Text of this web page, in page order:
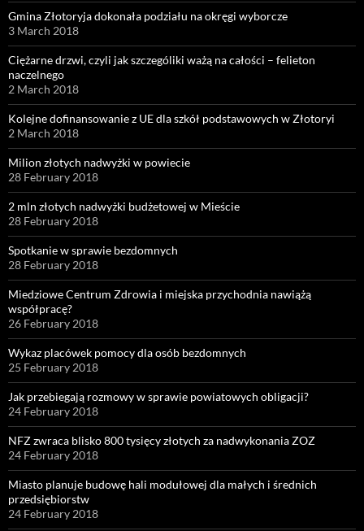
Gmina Złotoryja dokonała podziału na okręgi wyborcze
3 March 2018
Ciężarne drzwi, czyli jak szczególiki ważą na całości – felieton
naczelnego
2 March 2018
Kolejne dofinansowanie z UE dla szkół podstawowych w Złotoryi
2 March 2018
Milion złotych nadwyżki w powiecie
28 February 2018
2 mln złotych nadwyżki budżetowej w Mieście
28 February 2018
Spotkanie w sprawie bezdomnych
28 February 2018
Miedziowe Centrum Zdrowia i miejska przychodnia nawiążą
współpracę?
26 February 2018
Wykaz placówek pomocy dla osób bezdomnych
25 February 2018
Jak przebiegają rozmowy w sprawie powiatowych obligacji?
24 February 2018
NFZ zwraca blisko 800 tysięcy złotych za nadwykonania ZOZ
24 February 2018
Miasto planuje budowę hali modułowej dla małych i średnich
przedsiębiorstw
24 February 2018